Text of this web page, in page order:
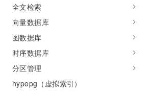
全文检索
向量数据库
图数据库
时序数据库
分区管理
hypopg（虚拟索引）